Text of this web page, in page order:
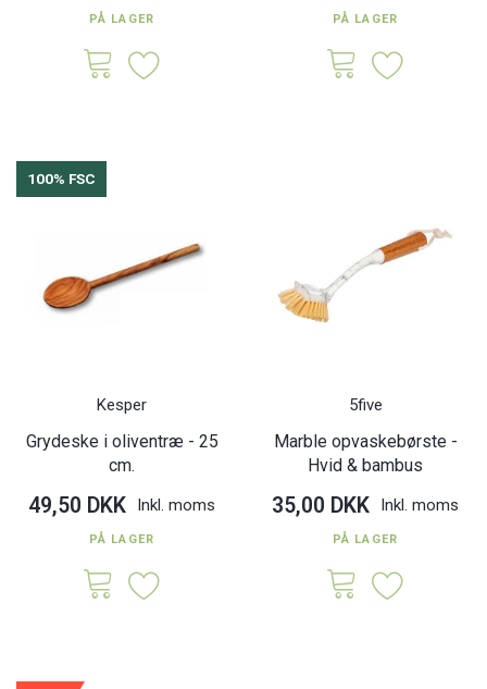
PÅ LAGER PÅ LAGER
100% FSC
Kesper
Grydeske i oliventræ - 25
cm.
49,50 DKK Inkl. moms
PÅ LAGER
5five
Marble opvaskebørste -
Hvid & bambus
35,00 DKK Inkl. moms
PÅ LAGER